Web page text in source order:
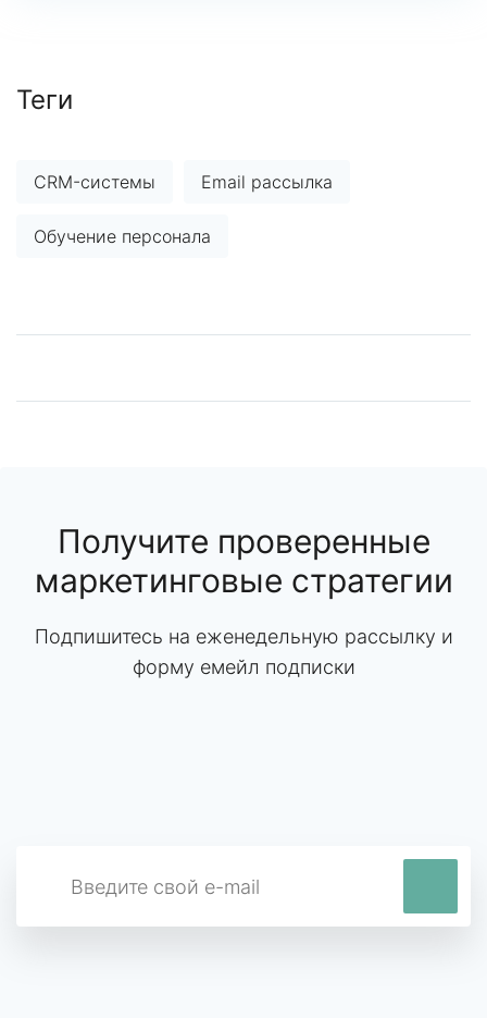
Теги
CRM-системы Email рассылка
Обучение персонала
Получите проверенные
маркетинговые стратегии
Подпишитесь на еженедельную рассылку и
форму емейл подписки